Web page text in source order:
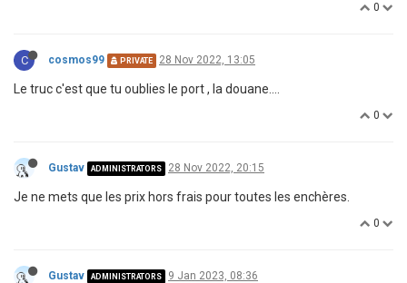
0
C cosmos99 PRIVATE 28 Nov 2022, 13:05
Le truc c'est que tu oublies le port , la douane....
0
Gustav ADMINISTRATORS 28 Nov 2022, 20:15
Je ne mets que les prix hors frais pour toutes les enchères.
0
Gustav ADMINISTRATORS 9 Jan 2023, 08:36